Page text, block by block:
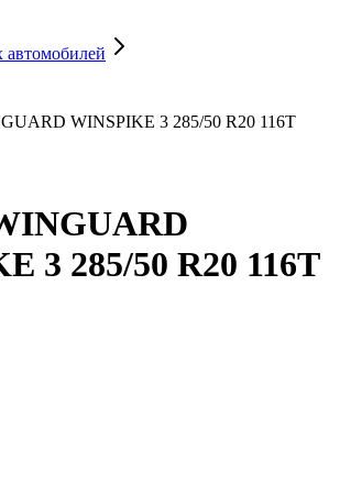
автомобилей
WINSPIKE 3 285/50 R20 116T
3 285/50 R20 116T